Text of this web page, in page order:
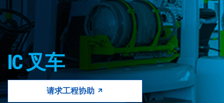
DESIGN TOOLS
CONTACT
购买地点
按型号划分的产品
IC 叉车
请求工程协助